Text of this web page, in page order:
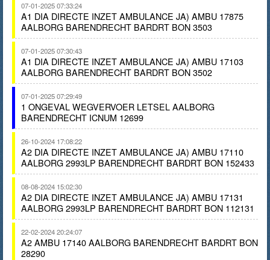
07-01-2025 07:33:24
A1 DIA DIRECTE INZET AMBULANCE JA) AMBU 17875
AALBORG BARENDRECHT BARDRT BON 3503
07-01-2025 07:30:43
A1 DIA DIRECTE INZET AMBULANCE JA) AMBU 17103
AALBORG BARENDRECHT BARDRT BON 3502
07-01-2025 07:29:49
1 ONGEVAL WEGVERVOER LETSEL AALBORG
BARENDRECHT ICNUM 12699
26-10-2024 17:08:22
A2 DIA DIRECTE INZET AMBULANCE JA) AMBU 17110
AALBORG 2993LP BARENDRECHT BARDRT BON 152433
08-08-2024 15:02:30
A2 DIA DIRECTE INZET AMBULANCE JA) AMBU 17131
AALBORG 2993LP BARENDRECHT BARDRT BON 112131
22-02-2024 20:24:07
A2 AMBU 17140 AALBORG BARENDRECHT BARDRT BON
28290